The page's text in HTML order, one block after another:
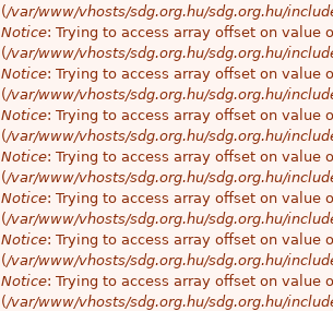
(/var/www/vhosts/sdg.org.hu/sdg.org.hu/
Notice: Trying to access array offset on value
(/var/www/vhosts/sdg.org.hu/sdg.org.hu/
Notice: Trying to access array offset on value
(/var/www/vhosts/sdg.org.hu/sdg.org.hu/
Notice: Trying to access array offset on value
(/var/www/vhosts/sdg.org.hu/sdg.org.hu/
Notice: Trying to access array offset on value
(/var/www/vhosts/sdg.org.hu/sdg.org.hu/
Notice: Trying to access array offset on value
(/var/www/vhosts/sdg.org.hu/sdg.org.hu/
Notice: Trying to access array offset on value
(/var/www/vhosts/sdg.org.hu/sdg.org.hu/
Notice: Trying to access array offset on value
(/var/www/vhosts/sdg.org.hu/sdg.org.hu/